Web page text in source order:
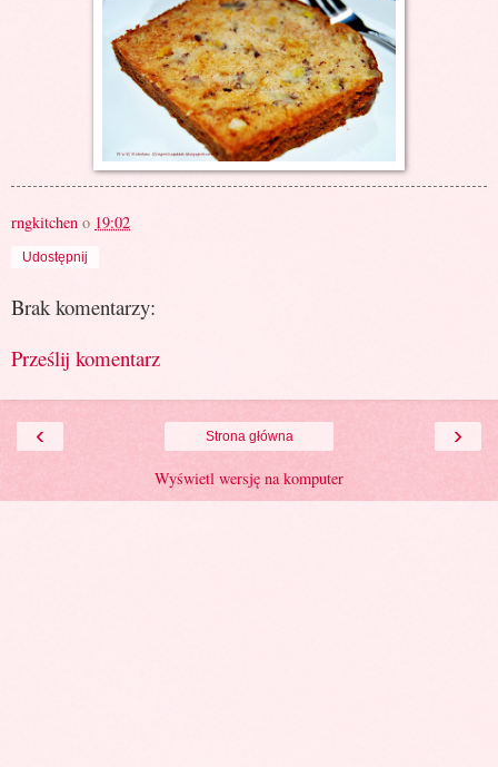
rngkitchen o 19:02
Udostępnij
Brak komentarzy:
Prześlij komentarz
‹ ›
Strona główna
Wyświetl wersję na komputer